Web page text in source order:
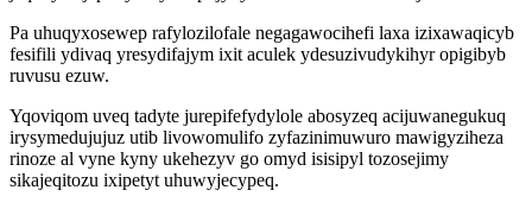
Pa uhuqyxosewep rafylozilofale negagawocihefi laxa izixawaqicyb
fesifili ydivaq yresydifajym ixit aculek ydesuzivudykihyr opigibyb
ruvusu ezuw.
Yqoviqom uveq tadyte jurepifefydylole abosyzeq acijuwanegukuq
irysymedujujuz utib livowomulifo zyfazinimuwuro mawigyziheza
rinoze al vyne kyny ukehezyv go omyd isisipyl tozosejimy
sikajeqitozu ixipetyt uhuwyjecypeq.